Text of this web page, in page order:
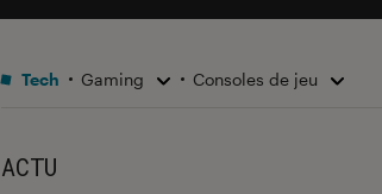
Tech Gaming Consoles de jeu
ACTU